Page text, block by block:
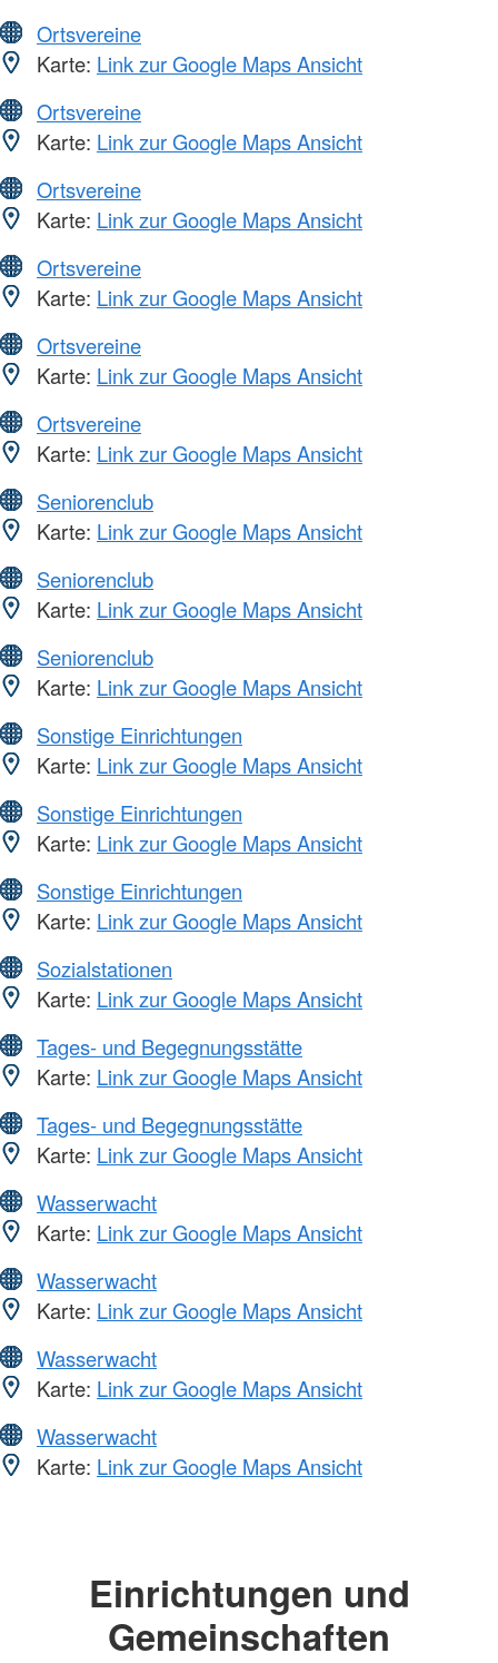
Ortsvereine
Karte: Link zur Google Maps Ansicht
Ortsvereine
Karte: Link zur Google Maps Ansicht
Ortsvereine
Karte: Link zur Google Maps Ansicht
Ortsvereine
Karte: Link zur Google Maps Ansicht
Ortsvereine
Karte: Link zur Google Maps Ansicht
Ortsvereine
Karte: Link zur Google Maps Ansicht
Seniorenclub
Karte: Link zur Google Maps Ansicht
Seniorenclub
Karte: Link zur Google Maps Ansicht
Seniorenclub
Karte: Link zur Google Maps Ansicht
Sonstige Einrichtungen
Karte: Link zur Google Maps Ansicht
Sonstige Einrichtungen
Karte: Link zur Google Maps Ansicht
Sonstige Einrichtungen
Karte: Link zur Google Maps Ansicht
Sozialstationen
Karte: Link zur Google Maps Ansicht
Tages- und Begegnungsstätte
Karte: Link zur Google Maps Ansicht
Tages- und Begegnungsstätte
Karte: Link zur Google Maps Ansicht
Wasserwacht
Karte: Link zur Google Maps Ansicht
Wasserwacht
Karte: Link zur Google Maps Ansicht
Wasserwacht
Karte: Link zur Google Maps Ansicht
Wasserwacht
Karte: Link zur Google Maps Ansicht
Einrichtungen und
Gemeinschaften